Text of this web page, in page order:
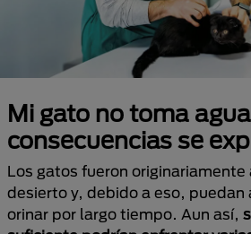
Mi gato no toma
consecuencias se
Los gatos fueron originariamente
desierto y, debido a eso, puedan
orinar por largo tiempo. Aun así,